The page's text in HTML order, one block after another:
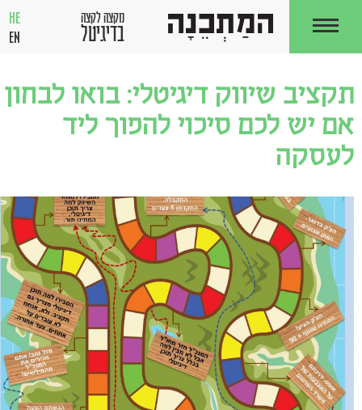
מקצה לקצה
בדיגיטל
HE
EN
תקציב שיווק דיגיטלי: בואו לבחון
אם יש לכם סיכוי להפוך ליד
לעסקה